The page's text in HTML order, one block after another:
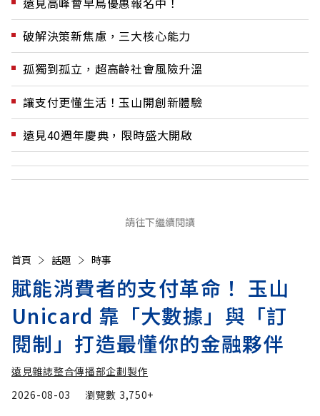
破解決策新焦慮，三大核心能力
孤獨到孤立，超高齡社會風險升溫
讓支付更懂生活！玉山開創新體驗
遠見40週年慶典，限時盛大開啟
請往下繼續閱讀
首頁 話題 時事
賦能消費者的支付革命！ 玉山
Unicard 靠「大數據」與「訂
閱制」打造最懂你的金融夥伴
遠見雜誌整合傳播部企劃製作
2026-08-03
瀏覽數 3,750+